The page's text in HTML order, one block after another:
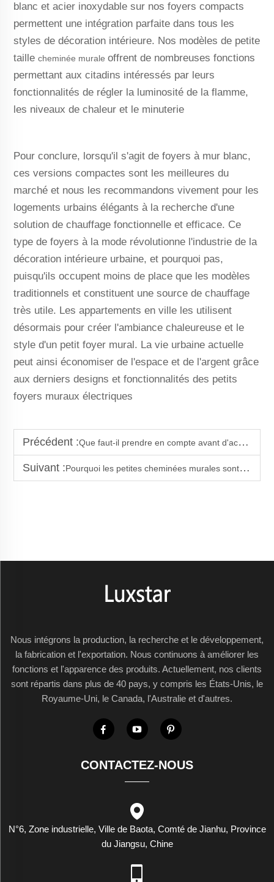
blanc et acier inoxydable sur nos foyers compacts
permettent une intégration parfaite dans tous les
styles de décoration intérieure. Nos modèles de petite
taille cheminée murale offrent de nombreuses fonctions
permettant aux citadins intéressés par leurs
fonctionnalités de régler la luminosité de la flamme,
les niveaux de chaleur et le minuterie
Pour conclure, lorsqu'il s'agit de foyers à mur blanc,
ces versions compactes sont les meilleures du
marché et nous les recommandons vivement pour les
logements urbains élégants à la recherche d'une
solution de chauffage fonctionnelle et efficace. Ce
type de foyers à la mode révolutionne l'industrie de la
décoration intérieure urbaine, et pourquoi pas,
puisqu'ils occupent moins de place que les modèles
traditionnels et constituent une source de chauffage
très utile. Les appartements en ville les utilisent
désormais pour créer l'ambiance chaleureuse et le
style d'un petit foyer mural. La vie urbaine actuelle
peut ainsi économiser de l'espace et de l'argent grâce
aux derniers designs et fonctionnalités des petits
foyers muraux électriques
Précédent :Que faut-il prendre en compte avant d'acheter des petites cheminées murales ?
Suivant :Pourquoi les petites cheminées murales sont idéales pour les intérieurs minimalistes
Nous intégrons la production, la recherche et le développement,
la fabrication et l'exportation. Nous continuons à améliorer les
fonctions et l'apparence des produits. Actuellement, nos clients
sont répartis dans plus de 40 pays, y compris les États-Unis, le
Royaume-Uni, le Canada, l'Australie et d'autres.
CONTACTEZ-NOUS
N°6, Zone industrielle, Ville de Baota, Comté de Jianhu, Province
du Jiangsu, Chine